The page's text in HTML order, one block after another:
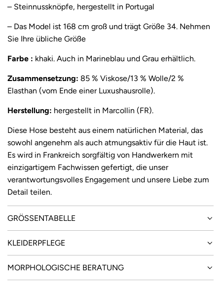
e
i
s
r
P
r
e
i
s
– Steinnussknöpfe, hergestellt in Portugal
– Das Model ist 168 cm groß und trägt Größe 34. Nehmen
Sie Ihre übliche Größe
Farbe : khaki. Auch in Marineblau und Grau erhältlich.
Zusammensetzung: 85 % Viskose/13 % Wolle/2 %
Elasthan (vom Ende einer Luxushausrolle).
Herstellung: hergestellt in Marcollin (FR).
Diese Hose besteht aus einem natürlichen Material, das
sowohl angenehm als auch atmungsaktiv für die Haut ist.
Es wird in Frankreich sorgfältig von Handwerkern mit
einzigartigem Fachwissen gefertigt, die unser
verantwortungsvolles Engagement und unsere Liebe zum
Detail teilen.
GRÖSSENTABELLE
KLEIDERPFLEGE
MORPHOLOGISCHE BERATUNG